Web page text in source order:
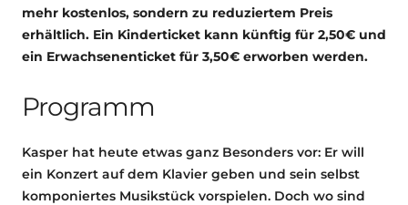
mehr kostenlos, sondern zu reduziertem Preis
erhältlich. Ein Kinderticket kann künftig für 2,50€ und
ein Erwachsenenticket für 3,50€ erworben werden.
Programm
Kasper hat heute etwas ganz Besonders vor: Er will
ein Konzert auf dem Klavier geben und sein selbst
komponiertes Musikstück vorspielen. Doch wo sind